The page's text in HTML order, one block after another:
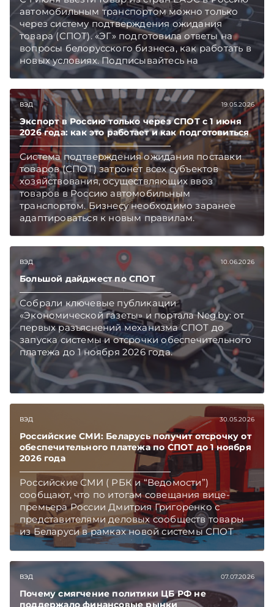
автомобильным транспортом можно только
через систему подтверждения ожидания
товара (СПОТ). «ЭГ» подготовила ответы на
вопросы белорусского бизнеса, как работать в
новых условиях. Подписывайтесь на
Telegram‑канал и Viber. Главное об экономике
TelegramViber
ВЭД 19.05.2026
Экспорт в Россию только через СПОТ с 1 июня
2026 года: как это работает и как подготовиться
Система подтверждения ожидания поставки
товаров (СПОТ) затронет всех субъектов
хозяйствования, осуществляющих ввоз
товаров в Россию автомобильным
транспортом. Бизнесу необходимо заранее
адаптироваться к новым правилам.
ВЭД 10.06.2026
Большой дайджест по СПОТ
Собрали ключевые публикации
«Экономической газеты» и портала Neg.by: от
первых разъяснений механизма СПОТ до
запуска системы и отсрочки обеспечительного
платежа до 1 ноября 2026 года.
ВЭД 30.05.2026
Российские СМИ: Беларусь получит отсрочку от
обеспечительного платежа по СПОТ до 1 ноября
2026 года
Российские СМИ ( РБК и “Ведомости”)
сообщают, что по итогам совещания вице-
премьера России Дмитрия Григоренко с
представителями деловых сообществ товары
из Беларуси в рамках новой системы СПОТ
можно будет ввозить без внесения
всех прочих требований) до 1 ноября 2026
года. Аналогичный порядок - но только до 1
июля - будет применяться к товарам,
ВЭД 07.07.2026
Почему смягчение политики ЦБ РФ не
поддержало финансовые рынки